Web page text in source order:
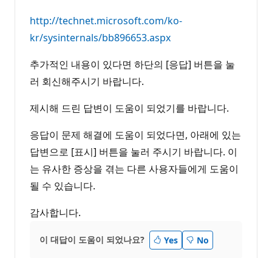
http://technet.microsoft.com/ko-
kr/sysinternals/bb896653.aspx
추가적인 내용이 있다면 하단의 [응답] 버튼을 눌
러 회신해주시기 바랍니다.
제시해 드린 답변이 도움이 되었기를 바랍니다.
응답이 문제 해결에 도움이 되었다면, 아래에 있는
답변으로 [표시] 버튼을 눌러 주시기 바랍니다. 이
는 유사한 증상을 겪는 다른 사용자들에게 도움이
될 수 있습니다.
감사합니다.
이 대답이 도움이 되었나요? Yes No